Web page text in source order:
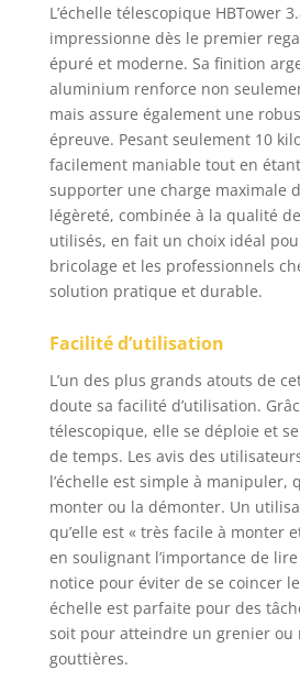
6063 à
dureté,
aussi
celles
Elle est
l'usure,
de
et
rend
est
la
la
L’échelle télescopique HBTower
impressionne dès le premier
épuré et moderne. Sa finition
aluminium renforce non
mais assure également une
épreuve. Pesant seulement 10
facilement maniable tout en
supporter une charge maximale
légèreté, combinée à la qualité
utilisés, en fait un choix idéal
bricolage et les professionnels
solution pratique et durable.
Facilité d’utilisation
L’un des plus grands atouts de
doute sa facilité d’utilisation.
télescopique, elle se déploie et
de temps. Les avis des
l’échelle est simple à manipuler,
monter ou la démonter. Un
qu’elle est « très facile à monter
en soulignant l’importance de
notice pour éviter de se coincer
échelle est parfaite pour des
soit pour atteindre un grenier ou
gouttières.